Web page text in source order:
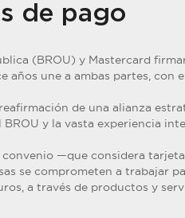
de pago
(BROU) y Mastercard
años une a ambas partes,
de una alianza
BROU y la vasta experiencia
convenio —que considera
se comprometen a trabajar
a través de productos y